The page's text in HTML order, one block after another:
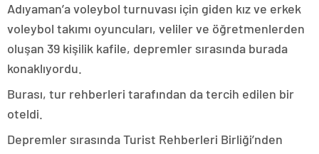
Adıyaman’a voleybol turnuvası için giden kız ve erkek
voleybol takımı oyuncuları, veliler ve öğretmenlerden
oluşan 39 kişilik kafile, depremler sırasında burada
konaklıyordu.
Burası, tur rehberleri tarafından da tercih edilen bir
oteldi.
Depremler sırasında Turist Rehberleri Birliği’nden